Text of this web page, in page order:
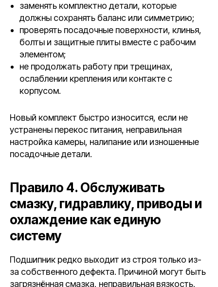
заменять комплектно детали, которые
должны сохранять баланс или симметрию;
проверять посадочные поверхности, клинья,
болты и защитные плиты вместе с рабочим
элементом;
не продолжать работу при трещинах,
ослаблении крепления или контакте с
корпусом.
Новый комплект быстро износится, если не
устранены перекос питания, неправильная
настройка камеры, налипание или изношенные
посадочные детали.
Правило 4. Обслуживать
смазку, гидравлику, приводы и
охлаждение как единую
систему
Подшипник редко выходит из строя только из-
за собственного дефекта. Причиной могут быть
загрязнённая смазка, неправильная вязкость,